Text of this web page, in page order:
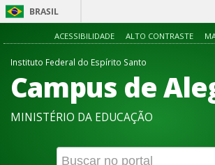
BRASIL
Acesso
ACESSIBILIDADE ALTO CONTRASTE
Instituto Federal do Espírito Santo
Campus de
MINISTÉRIO DA EDUCAÇÃO